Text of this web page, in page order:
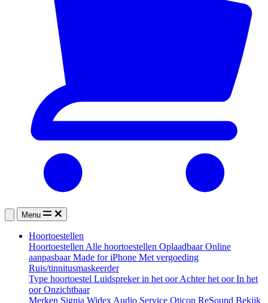
Menu
Hoortoestellen
HoortoestellenAlle hoortoestellen OplaadbaarOnline
aanpasbaarMade for iPhone Met vergoeding
Ruis/tinnitusmaskeerder
Type hoortoestel Luidspreker in het oorAchter het oorIn het
oorOnzichtbaar
Merken Signia WidexAudio Service Oticon ReSound Bekijk